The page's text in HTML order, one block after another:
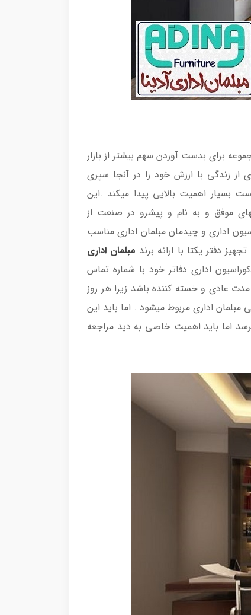
برای بدست آوردن سهم بیشتر از بازار
زندگی با ارزش خود را در آنجا سپری
اهمیت بالایی پیدا میکند .این
موفق و به نام و پیشرو در صنعت از
اداری و چیدمان مبلمان اداری مناسب
دفتر یکتا با ارائه برند مبلمان اداری
اداری دفاتر خود با شماره تماس
عادی و خسته کننده باشد زیرا هر روز
مبلمان اداری مربوط میشود . اما باید این
اما باید اهمیت خاصی به دید مراجعه